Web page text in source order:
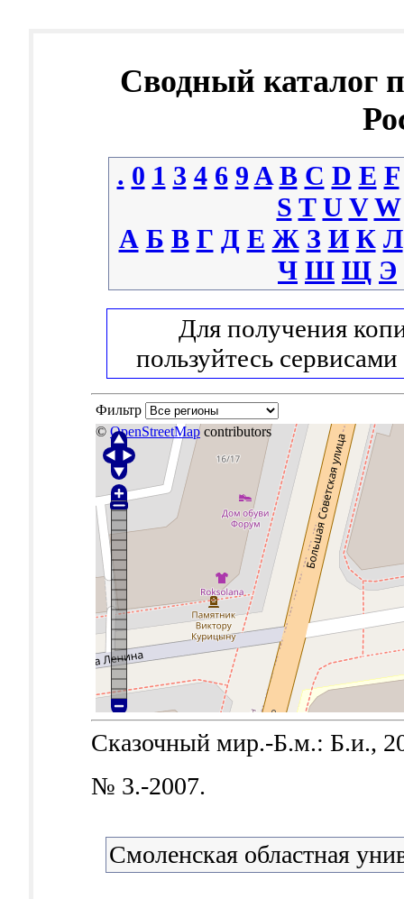
Сводный каталог
. 0 1 3 4 6 9 A B C D E F
S T U V W
А Б В Г Д Е Ж З И К Л
Ч Ш Щ Э
Для получения
пользуйтесь сервисами
Фильтр
© OpenStreetMap contributors
Сказочный мир.-Б.м.: Б.и.,
№ 3.-2007.
Смоленская областная